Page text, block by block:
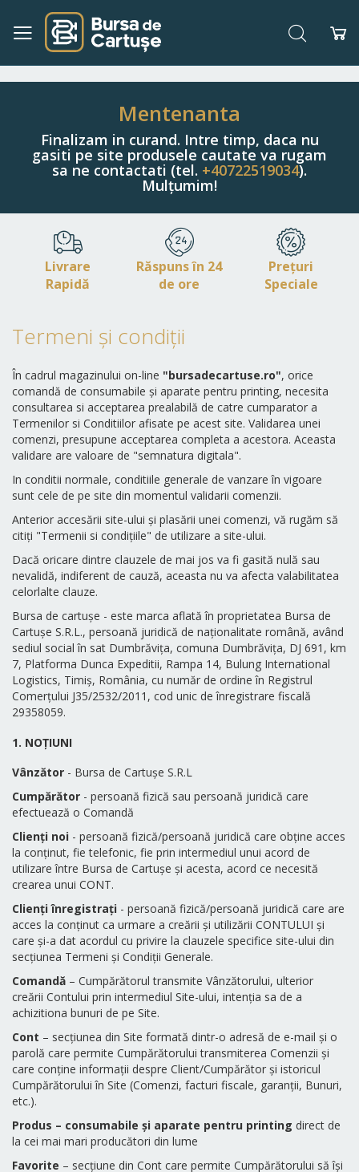
Navigați
Conținut
Căutare
Mentenanta
Finalizam in curand. Intre timp, daca nu
gasiti pe site produsele cautate va rugam
sa ne contactati (tel. +40722519034).
Mulțumim!
Livrare
Rapidă
Răspuns în 24
de ore
Prețuri
Speciale
Termeni și condiții
În cadrul magazinului on-line "bursadecartuse.ro", orice
comandă de consumabile și aparate pentru printing, necesita
consultarea si acceptarea prealabilă de catre cumparator a
Termenilor si Conditiilor afisate pe acest site. Validarea unei
comenzi, presupune acceptarea completa a acestora. Aceasta
validare are valoare de "semnatura digitala".
In conditii normale, conditiile generale de vanzare în vigoare
sunt cele de pe site din momentul validarii comenzii.
Anterior accesării site-ului și plasării unei comenzi, vă rugăm să
citiți "Termenii si condițiile" de utilizare a site-ului.
Dacă oricare dintre clauzele de mai jos va fi gasită nulă sau
nevalidă, indiferent de cauză, aceasta nu va afecta valabilitatea
celorlalte clauze.
Bursa de cartușe - este marca aflată în proprietatea Bursa de
Cartușe S.R.L., persoană juridică de naționalitate română, având
sediul social în sat Dumbrăvița, comuna Dumbrăvița, DJ 691, km
7, Platforma Dunca Expeditii, Rampa 14, Bulung International
Logistics, Timiș, România, cu număr de ordine în Registrul
Comerțului J35/2532/2011, cod unic de înregistrare fiscală
29358059.
1. NOȚIUNI
Vânzător - Bursa de Cartușe S.R.L
Cumpărător - persoană fizică sau persoană juridică care
efectuează o Comandă
Clienți noi - persoană fizică/persoană juridică care obține acces
la conținut, fie telefonic, fie prin intermediul unui acord de
utilizare între Bursa de Cartușe și acesta, acord ce necesită
crearea unui CONT.
Clienți înregistrați - persoană fizică/persoană juridică care are
acces la conținut ca urmare a creării și utilizării CONTULUI și
care și-a dat acordul cu privire la clauzele specifice site-ului din
secțiunea Termeni și Condiții Generale.
Comandă – Cumpărătorul transmite Vânzătorului, ulterior
creării Contului prin intermediul Site-ului, intenția sa de a
achizitiona bunuri de pe Site.
Cont – secțiunea din Site formată dintr-o adresă de e-mail și o
parolă care permite Cumpărătorului transmiterea Comenzii și
care conține informații despre Client/Cumpărător și istoricul
Cumpărătorului în Site (Comenzi, facturi fiscale, garanții, Bunuri,
etc.).
Produs – consumabile și aparate pentru printing direct de
la cei mai mari producători din lume
Favorite – secțiune din Cont care permite Cumpărătorului să își